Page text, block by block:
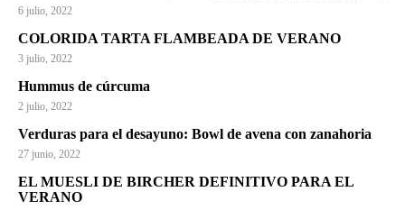
6 julio, 2022
COLORIDA TARTA FLAMBEADA DE VERANO
3 julio, 2022
Hummus de cúrcuma
2 julio, 2022
Verduras para el desayuno: Bowl de avena con zanahoria
27 junio, 2022
EL MUESLI DE BIRCHER DEFINITIVO PARA EL
VERANO